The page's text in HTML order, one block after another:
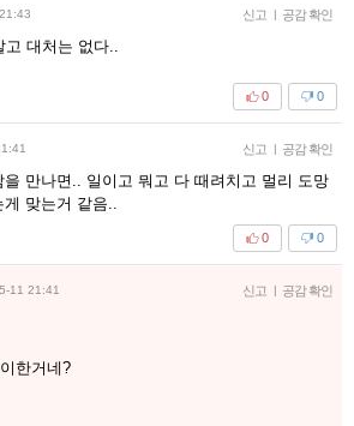
신고 | 공감 확인
대처는 없다..
0
0
신고 | 공감 확인
만나면.. 일이고 뭐고 다 때려치고 멀리 도망
맞는거 같음..
0
0
11 21:41 신고 | 공감 확인
한거네?